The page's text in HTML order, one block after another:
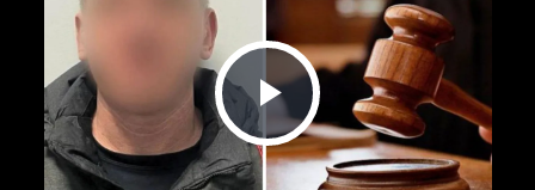
Play Video